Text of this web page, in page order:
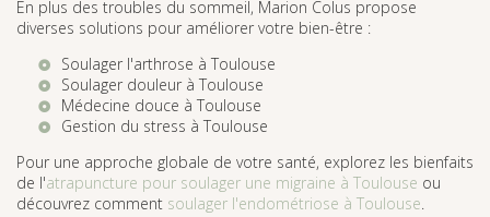
En plus des troubles du sommeil, Marion Colus propose
diverses solutions pour améliorer votre bien-être :
Soulager l'arthrose à Toulouse
Soulager douleur à Toulouse
Médecine douce à Toulouse
Gestion du stress à Toulouse
Pour une approche globale de votre santé, explorez les bienfaits
de l'atrapuncture pour soulager une migraine à Toulouse ou
découvrez comment soulager l'endométriose à Toulouse.